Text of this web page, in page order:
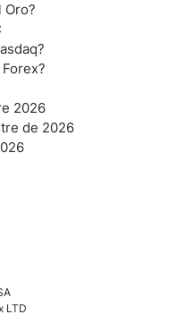
LTD
Oro?
2026
de 2026